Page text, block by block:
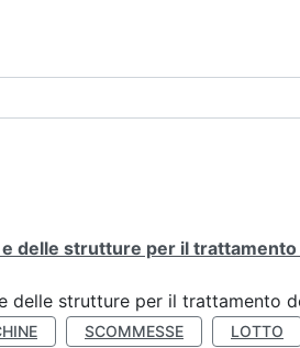
delle strutture per il
delle strutture per il trattamento
SCOMMESSE
LOTTO